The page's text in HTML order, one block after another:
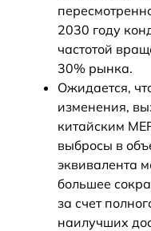
2030 году
частотой
30% рынка.
Ожидается,
изменения,
китайским
выбросы в
эквивалента
большее
за счет
наилучших